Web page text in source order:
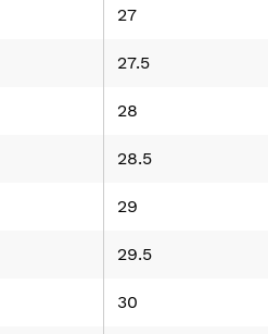
27
27.5
28
28.5
29
29.5
30